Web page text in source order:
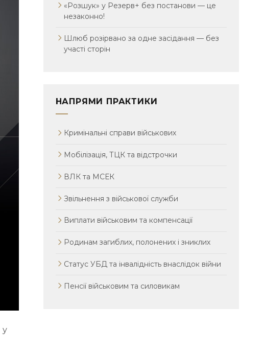
у
«Розшук» у Резерв+ без постанови — це
незаконно!
Шлюб розірвано за одне засідання — без
участі сторін
НАПРЯМИ ПРАКТИКИ
Кримінальні справи військових
Мобілізація, ТЦК та відстрочки
ВЛК та МСЕК
Звільнення з військової служби
Виплати військовим та компенсації
Родинам загиблих, полонених і зниклих
Статус УБД та інвалідність внаслідок війни
Пенсії військовим та силовикам